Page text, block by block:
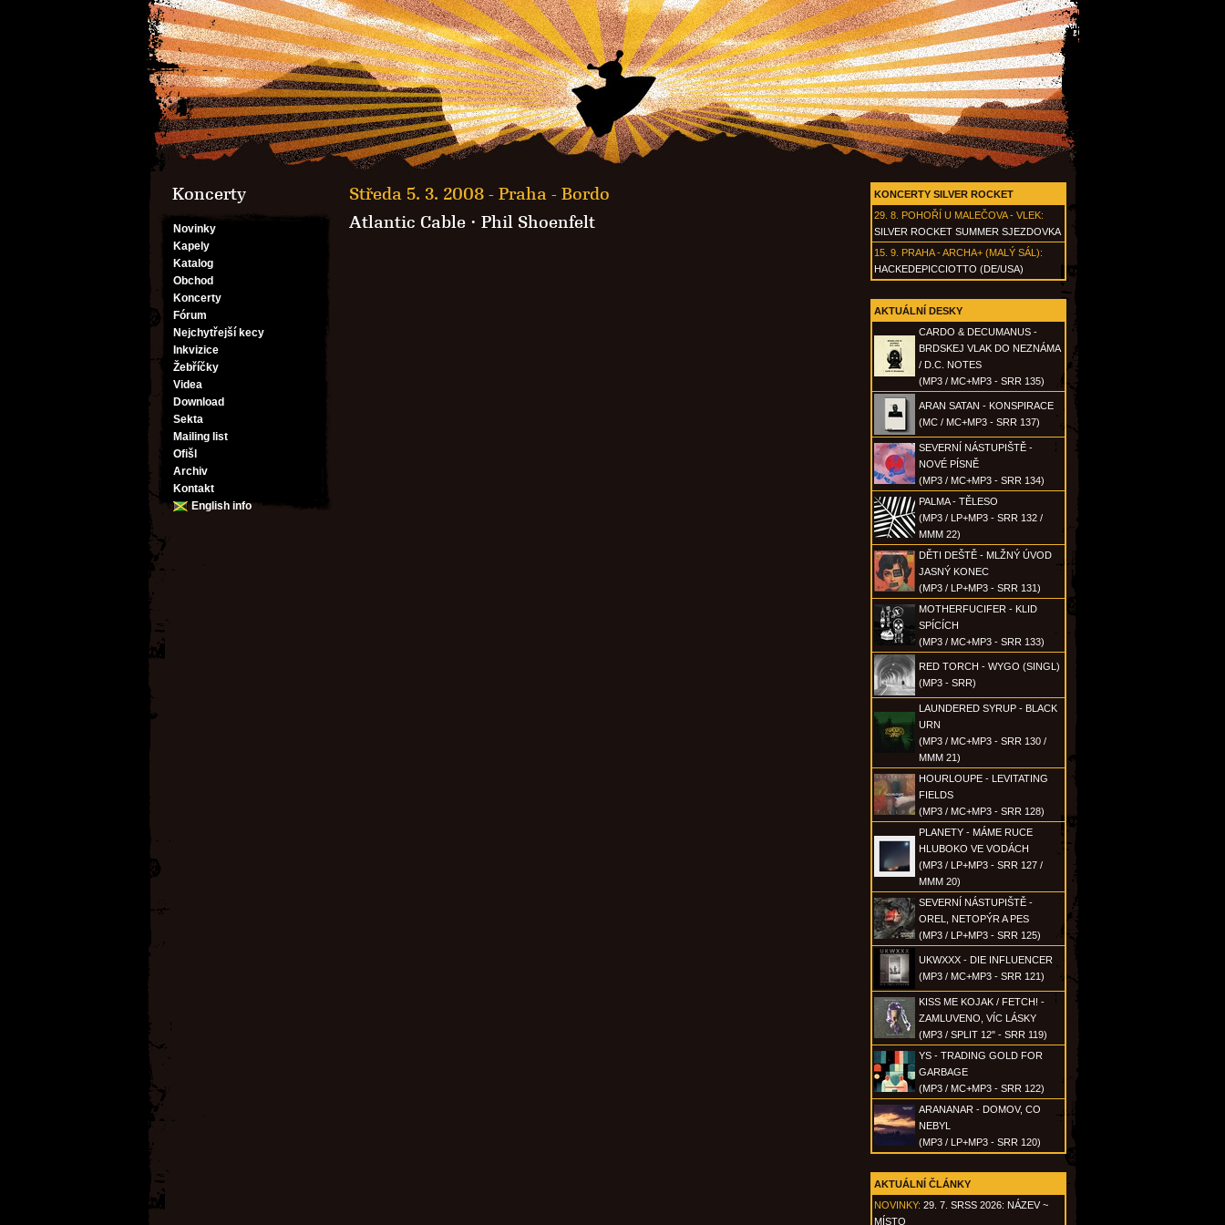
Koncerty
Novinky
Kapely
Katalog
Obchod
Koncerty
Fórum
Nejchytřejší kecy
Inkvizice
Žebříčky
Videa
Download
Sekta
Mailing list
Ofišl
Archiv
Kontakt
English info
KONCERTY SILVER ROCKET
29. 8. POHOŘÍ U MALEČOVA - VLEK:
SILVER ROCKET SUMMER SJEZDOVKA
15. 9. PRAHA - ARCHA+ (MALÝ SÁL):
HACKEDEPICCIOTTO (DE/USA)
AKTUÁLNÍ DESKY
CARDO & DECUMANUS -
BRDSKEJ VLAK DO NEZNÁMA
/ D.C. NOTES
(MP3 / MC+MP3 - SRR 135)
ARAN SATAN - KONSPIRACE
(MC / MC+MP3 - SRR 137)
SEVERNÍ NÁSTUPIŠTĚ -
NOVÉ PÍSNĚ
(MP3 / MC+MP3 - SRR 134)
PALMA - TĚLESO
(MP3 / LP+MP3 - SRR 132 /
MMM 22)
DĚTI DEŠTĚ - MLŽNÝ ÚVOD
JASNÝ KONEC
(MP3 / LP+MP3 - SRR 131)
MOTHERFUCIFER - KLID
SPÍCÍCH
(MP3 / MC+MP3 - SRR 133)
RED TORCH - WYGO (SINGL)
(MP3 - SRR)
LAUNDERED SYRUP - BLACK
URN
(MP3 / MC+MP3 - SRR 130 /
MMM 21)
HOURLOUPE - LEVITATING
FIELDS
(MP3 / MC+MP3 - SRR 128)
PLANETY - MÁME RUCE
HLUBOKO VE VODÁCH
(MP3 / LP+MP3 - SRR 127 /
MMM 20)
SEVERNÍ NÁSTUPIŠTĚ -
OREL, NETOPÝR A PES
(MP3 / LP+MP3 - SRR 125)
UKWXXX - DIE INFLUENCER
(MP3 / MC+MP3 - SRR 121)
KISS ME KOJAK / FETCH! -
ZAMLUVENO, VÍC LÁSKY
(MP3 / SPLIT 12" - SRR 119)
YS - TRADING GOLD FOR
GARBAGE
(MP3 / MC+MP3 - SRR 122)
ARANANAR - DOMOV, CO
NEBYL
(MP3 / LP+MP3 - SRR 120)
AKTUÁLNÍ ČLÁNKY
NOVINKY: 29. 7. SRSS 2026: NÁZEV ~
MÍSTO
Středa 5. 3. 2008 - Praha - Bordo
Atlantic Cable · Phil Shoenfelt